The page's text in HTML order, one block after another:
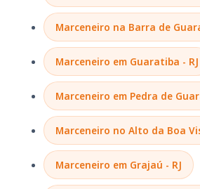
Marceneiro na Barra de
Marceneiro em Guaratiba - RJ
Marceneiro em Pedra de
Marceneiro no Alto da Boa
Marceneiro em Grajaú - RJ